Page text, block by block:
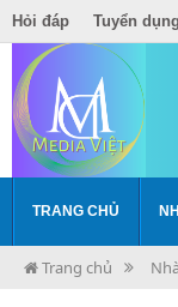
Hỏi đáp Tuyển dụng
TRANG CHỦ
Trang chủ